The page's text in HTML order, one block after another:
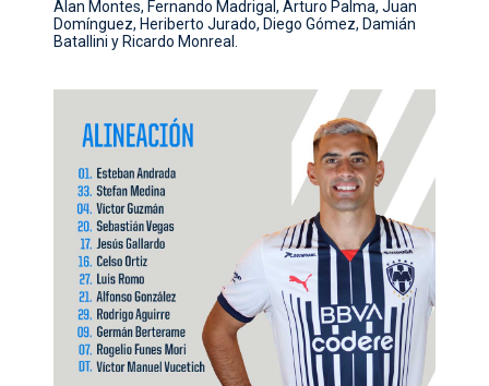
Alan Montes, Fernando Madrigal, Arturo Palma, Juan
Domínguez, Heriberto Jurado, Diego Gómez, Damián
Batallini y Ricardo Monreal.